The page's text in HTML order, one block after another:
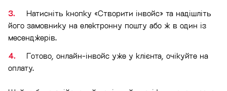
Натисніть кнопку «Створити інвойс» та надішліть
його замовнику на електронну пошту або ж в один із
месенджерів.
Готово, онлайн-інвойс уже у клієнта, очікуйте на
оплату.